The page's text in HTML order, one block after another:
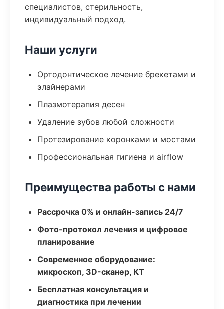
специалистов, стерильность,
индивидуальный подход.
Наши услуги
Ортодонтическое лечение брекетами и
элайнерами
Плазмотерапия десен
Удаление зубов любой сложности
Протезирование коронками и мостами
Профессиональная гигиена и airflow
Преимущества работы с нами
Рассрочка 0% и онлайн-запись 24/7
Фото-протокол лечения и цифровое
планирование
Современное оборудование:
микроскоп, 3D-сканер, КТ
Бесплатная консультация и
диагностика при лечении